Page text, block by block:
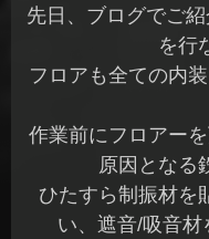
先日、ブログでご
を行
フロアも全ての内
作業前にフロアー
原因となる
ひたすら制振材を
い、遮音/吸音